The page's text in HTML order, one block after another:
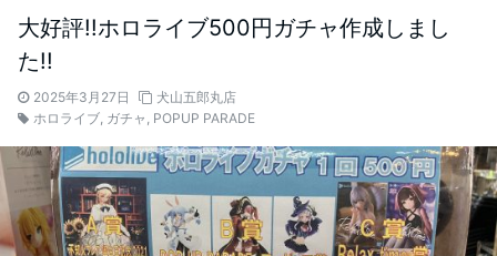
大好評!!ホロライブ500円ガチャ作成しまし
た!!
2025年3月27日
犬山五郎丸店
ホロライブ, ガチャ , POPUP PARADE